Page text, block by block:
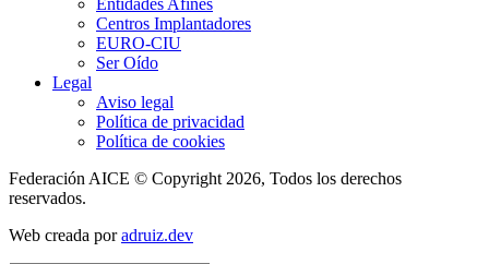
Entidades Afines
Centros Implantadores
EURO-CIU
Ser Oído
Legal
Aviso legal
Política de privacidad
Política de cookies
Federación AICE © Copyright 2026, Todos los derechos
reservados.
Web creada poradruiz.dev